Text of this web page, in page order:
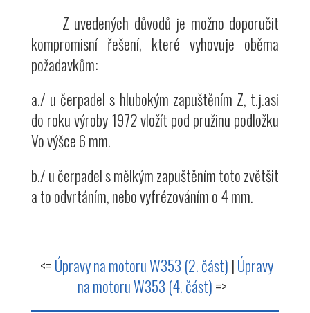
Z uvedených důvodů je možno doporučit
kompromisní řešení, které vyhovuje oběma
požadavkům:
a./ u čerpadel s hlubokým zapuštěním Z, t.j.asi
do roku výroby 1972 vložít pod pružinu podložku
Vo výšce 6 mm.
b./ u čerpadel s mělkým zapuštěním toto zvětšit
a to odvrtáním, nebo vyfrézováním o 4 mm.
<=Úpravy na motoru W353 (2. část) |Úpravy
na motoru W353 (4. část)=>